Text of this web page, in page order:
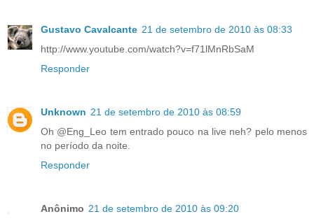
Gustavo Cavalcante 21 de setembro de 2010 às 08:33
http://www.youtube.com/watch?v=f71lMnRbSaM
Responder
Unknown 21 de setembro de 2010 às 08:59
Oh @Eng_Leo tem entrado pouco na live neh? pelo menos
no período da noite.
Responder
Anônimo 21 de setembro de 2010 às 09:20